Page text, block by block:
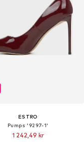
ESTRO
Pumps '9297-1'
1 242,49 kr